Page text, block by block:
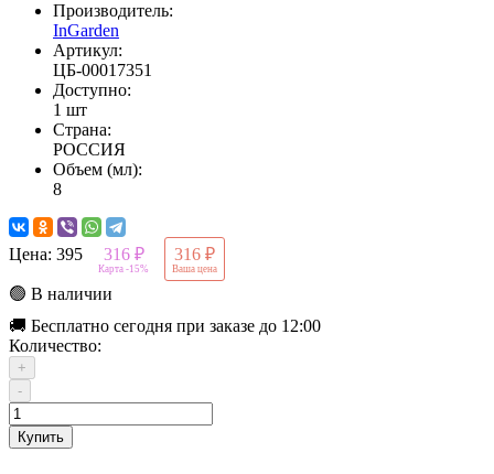
Производитель:
InGarden
Артикул:
ЦБ-00017351
Доступно:
1 шт
Страна:
РОССИЯ
Объем (мл):
8
Цена: 395 316 ₽
Карта -15%
316 ₽
Ваша цена
🟢 В наличии
🚚 Бесплатно сегодня при заказе до 12:00
Количество:
+
-
Купить